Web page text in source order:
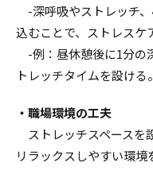
-深呼吸やストレッチ
込むことで、ストレスケ
-例：昼休憩後に1分の
トレッチタイムを設ける。
・職場環境の工夫
ストレッチスペースを
リラックスしやすい環境